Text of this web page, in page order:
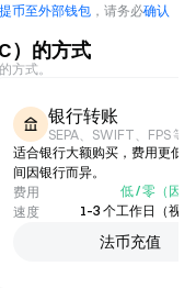
提币至外部钱包 ，请务必确认
）的方式
方式。
银行转账
SEPA、SWIFT、FPS 等
适合银行大额购买，费用更低
间因银行而异。
费用
低 / 零（因
速度
1–3 个工作日（视
法币充值